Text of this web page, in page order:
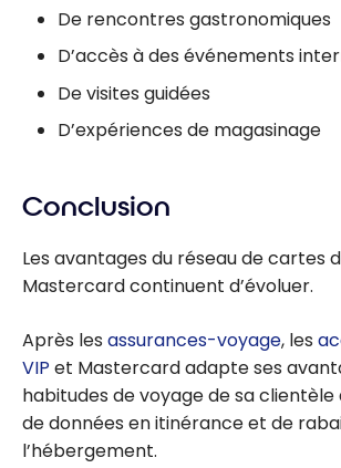
De rencontres gastronomiques
D’accès à des événements
De visites guidées
D’expériences de magasinage
Conclusion
Les avantages du réseau de cartes
Mastercard continuent d’évoluer.
Après les assurances-voyage, les
VIP et Mastercard adapte ses
habitudes de voyage de sa
de données en itinérance et de
l’hébergement.